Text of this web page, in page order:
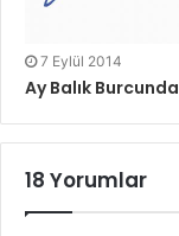
7 Eylül 2014
Ay Balık Burcunda
18 Yorumlar